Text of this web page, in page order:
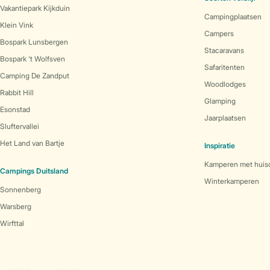
Vakantiepark Kijkduin
Klein Vink
Bospark Lunsbergen
Bospark 't Wolfsven
Camping De Zandput
Rabbit Hill
Esonstad
Sluftervallei
Het Land van Bartje
Campings Duitsland
Sonnenberg
Warsberg
Wirfttal
Campingplaatsen
Campers
Stacaravans
Safaritenten
Woodlodges
Glamping
Jaarplaatsen
Inspiratie
Kamperen met
Winterkamperen